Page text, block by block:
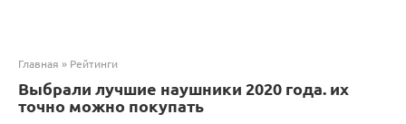
Главная » Рейтинги
Выбрали лучшие наушники 2020 года. их
точно можно покупать